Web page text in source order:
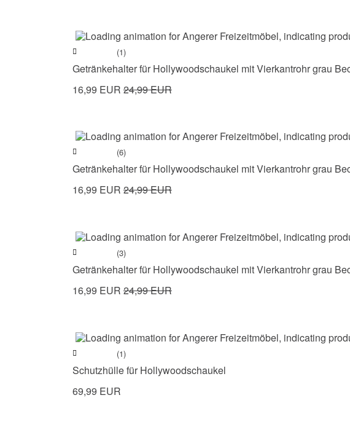
(1)
Getränkehalter für Hollywoodschaukel mit Vierkantrohr grau
16,99 EUR 24,99 EUR
(6)
Getränkehalter für Hollywoodschaukel mit Vierkantrohr grau
16,99 EUR 24,99 EUR
(3)
Getränkehalter für Hollywoodschaukel mit Vierkantrohr grau
16,99 EUR 24,99 EUR
(1)
Schutzhülle für Hollywoodschaukel
69,99 EUR